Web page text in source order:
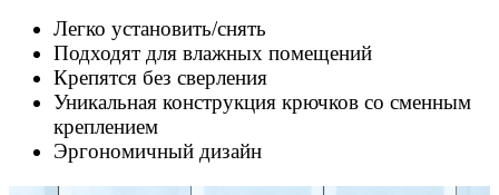
Легко установить/снять
Подходят для влажных помещений
Крепятся без сверления
Уникальная конструкция крючков со сменным
креплением
Эргономичный дизайн